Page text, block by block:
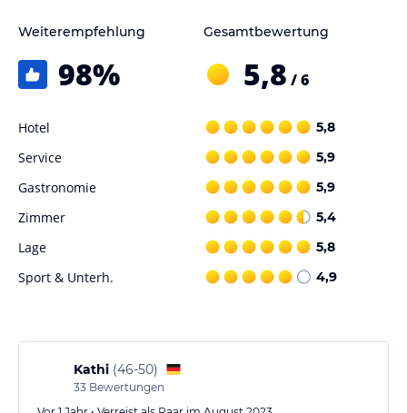
Weiterempfehlung
98%
Gesamtbewertung
5,8 / 6
Hotel 5,8
Service 5,9
Gastronomie 5,9
Zimmer 5,4
Lage 5,8
Sport & Unterh. 4,9
Kathi (46-50)
33 Bewertungen